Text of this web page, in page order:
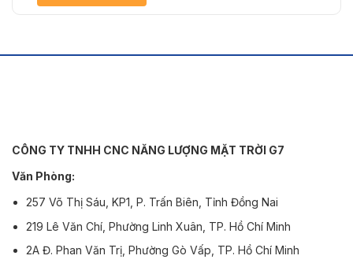
CÔNG TY TNHH CNC NĂNG LƯỢNG MẶT TRỜI G7
Văn Phòng:
257 Võ Thị Sáu, KP1, P. Trấn Biên, Tỉnh Đồng Nai
219 Lê Văn Chí, Phường Linh Xuân, TP. Hồ Chí Minh
2A Đ. Phan Văn Trị, Phường Gò Vấp, TP. Hồ Chí Minh